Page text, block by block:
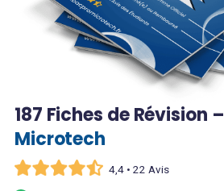
187 Fiches de Révision –
Microtech
4,4 • 22 Avis